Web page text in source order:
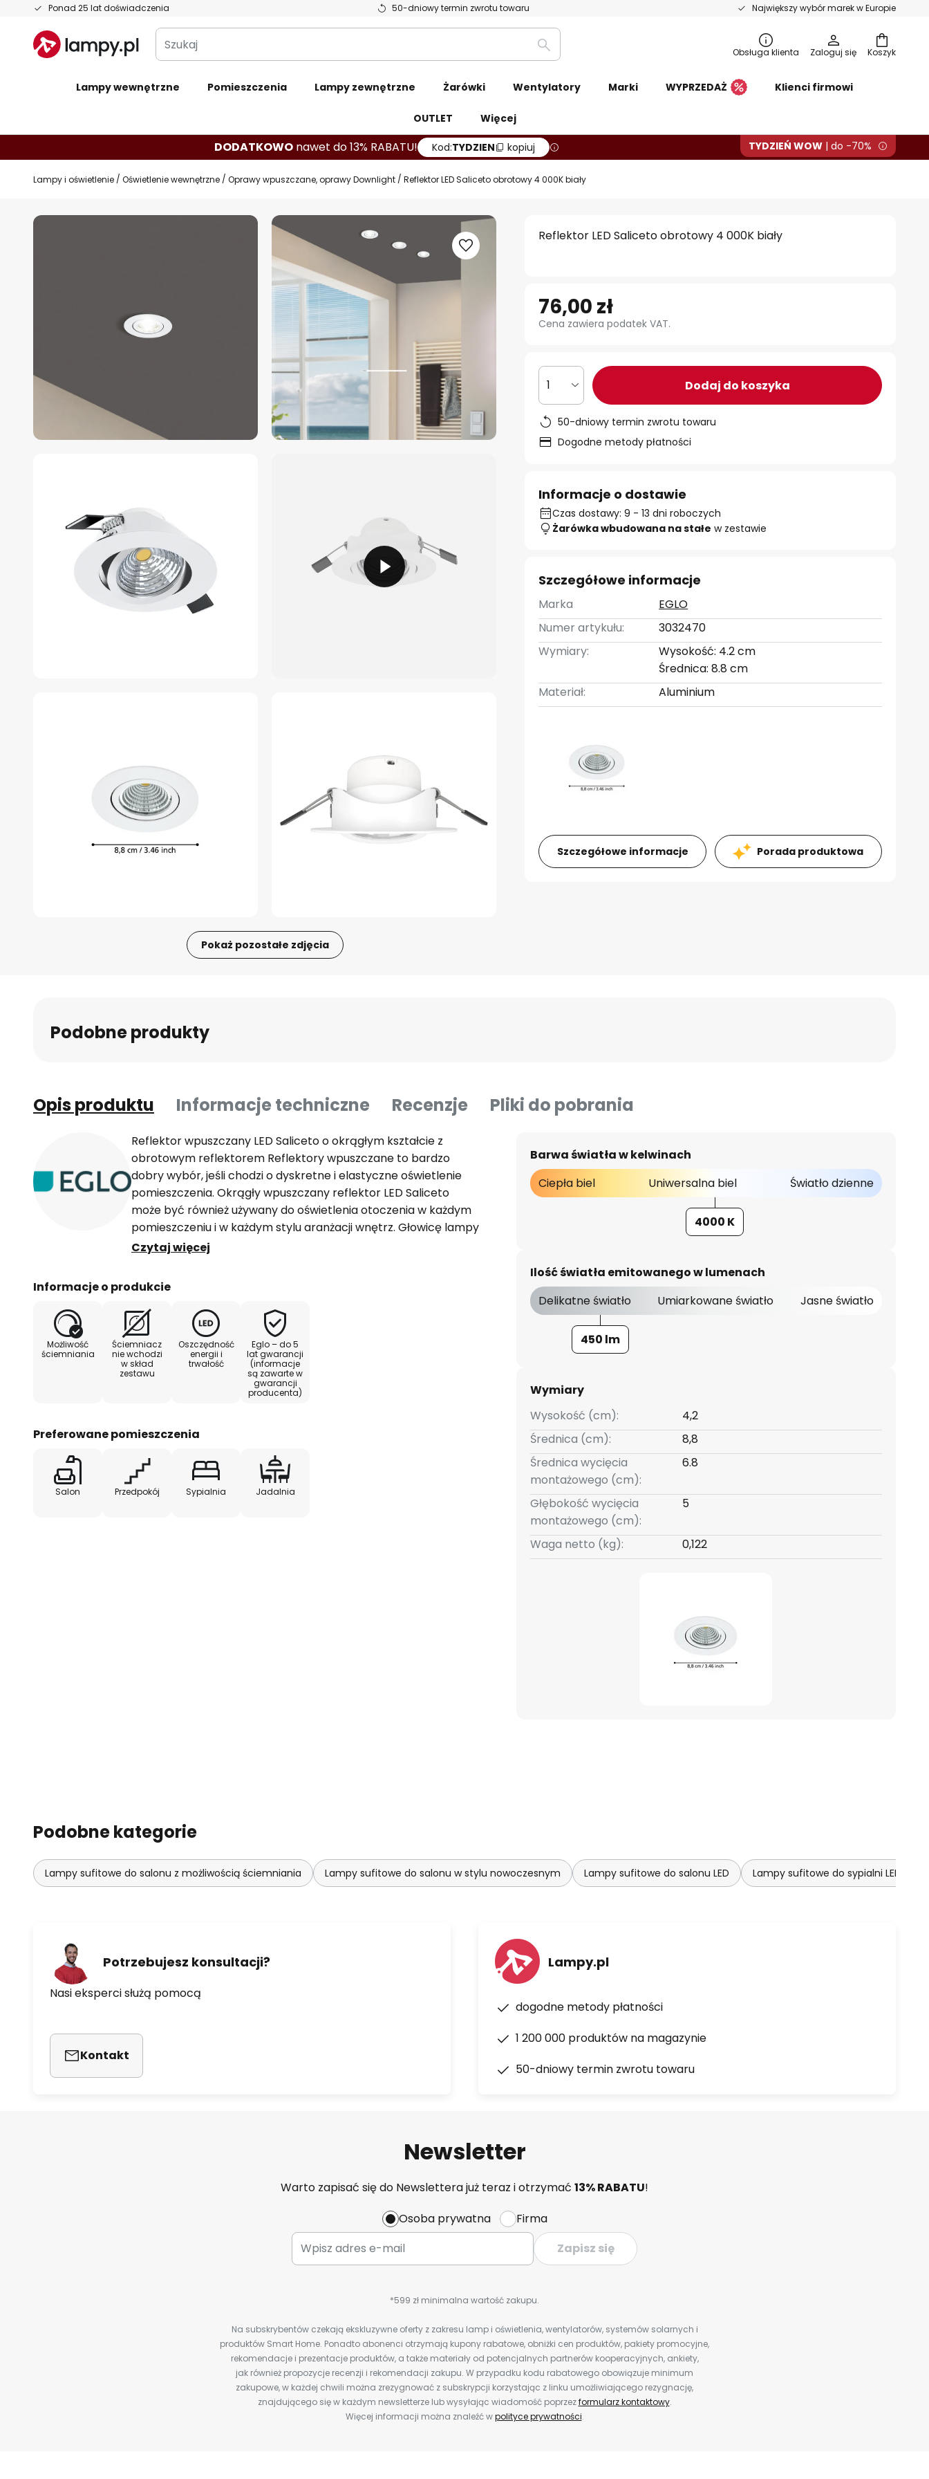
Ponad 25 lat doświadczenia 50-dniowy termin zwrotu towaru Największy wybór marek w Europie
Przejdź
treści
Koszyk
Szukaj
Szukaj
Obsługa klienta Zaloguj się
Lampy wewnętrzne Pomieszczenia Lampy zewnętrzne Żarówki Wentylatory Marki WYPRZEDAŻ Klienci firmowi
OUTLET Więcej
DODATKOWO nawet do 13% RABATU! Kod:TYDZIEN kopiuj TYDZIEŃ WOW | do -70%
Lampy i oświetlenie Oświetlenie wewnętrzne Oprawy wpuszczane, oprawy Downlight Reflektor LED Saliceto obrotowy 4 000K biały
Przejdź
Pokaż pozostałe zdjęcia
Reflektor LED Saliceto obrotowy 4 000K biały
76,00 zł
Cena zawiera podatek VAT.
1 Dodaj do koszyka
50-dniowy termin zwrotu towaru
Dogodne metody płatności
Informacje o dostawie
Czas dostawy: 9 - 13 dni roboczych
Żarówka wbudowana na stałe w zestawie
Szczegółowe informacje
Marka
EGLO
Numer artykułu:
3032470
Wymiary:
Wysokość: 4.2 cm
Średnica: 8.8 cm
Materiał:
Aluminium
Szczegółowe informacje Porada produktowa
Podobne produkty
Opis produktu Informacje techniczne Recenzje Pliki do pobrania
Reflektor wpuszczany LED Saliceto o okrągłym kształcie z
obrotowym reflektorem Reflektory wpuszczane to bardzo
dobry wybór, jeśli chodzi o dyskretne i elastyczne oświetlenie
pomieszczenia. Okrągły wpuszczany reflektor LED Saliceto
może być również używany do oświetlenia otoczenia w każdym
pomieszczeniu i w każdym stylu aranżacji wnętrz. Głowicę lampy
można obracać w ramie, dzięki czemu można zmieniać wiązkę
wpuszczany jest wyposażony w ściemniane diody LED, które
kompatybilnego ściemniacza w instalacji domowej (brak w
zestawie).
Czytaj więcej
Informacje o produkcie
Możliwość
ściemniania
Ściemniacz
nie wchodzi
w skład
zestawu
Oszczędność
energii i
trwałość
Eglo – do 5
lat gwarancji
(informacje
są zawarte w
gwarancji
producenta)
Preferowane pomieszczenia
Salon Przedpokój Sypialnia Jadalnia
Barwa światła w kelwinach
Ciepła biel
Uniwersalna biel Światło dzienne
4000 K
Ilość światła emitowanego w lumenach
Delikatne światło
Umiarkowane światło Jasne światło
450 lm
Wymiary
Wysokość (cm):
4,2
Średnica (cm):
8,8
Średnica wycięcia
montażowego (cm):
6.8
Głębokość wycięcia
montażowego (cm):
5
Waga netto (kg): 0,122
Podobne kategorie
Lampy sufitowe do salonu z możliwością ściemniania Lampy sufitowe do salonu w stylu nowoczesnym Lampy sufitowe do salonu LED Lampy sufitowe do sypialni LED
Potrzebujesz konsultacji?
Nasi eksperci służą pomocą
Kontakt
Lampy.pl
dogodne metody płatności
1 200 000 produktów na magazynie
50-dniowy termin zwrotu towaru
Newsletter
Warto zapisać się do Newslettera już teraz i otrzymać 13% RABATU!
Osoba prywatna
Firma
Zapisz się
*599 zł minimalna wartość zakupu.
Na subskrybentów czekają ekskluzywne oferty z zakresu lamp i oświetlenia, wentylatorów, systemów solarnych i
produktów Smart Home. Ponadto abonenci otrzymają kupony rabatowe, obniżki cen produktów, pakiety promocyjne,
rekomendacje i prezentacje produktów, a także materiały od potencjalnych partnerów kooperacyjnych, ankiety,
jak również propozycje recenzji i rekomendacji zakupu. W przypadku kodu rabatowego obowiązuje minimum
zakupowe, w każdej chwili można zrezygnować z subskrypcji korzystając z linku umożliwiającego rezygnację,
znajdującego się w każdym newsletterze lub wysyłając wiadomość poprzezformularz kontaktowy.
Więcej informacji można znaleźć wpolityce prywatności.